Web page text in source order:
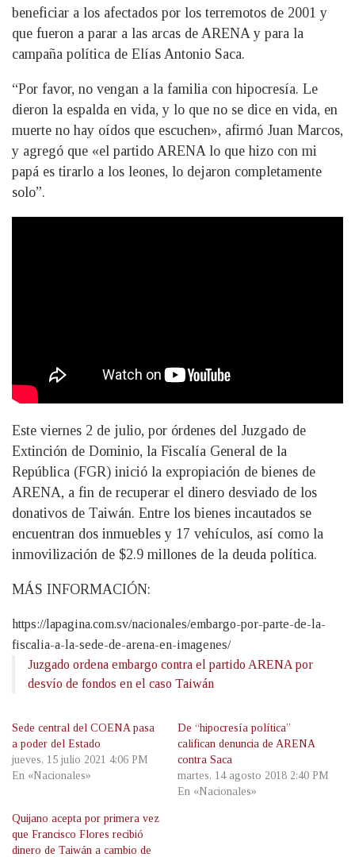
beneficiar a los afectados por los terremotos de 2001 y
que fueron a parar a las arcas de ARENA y para la
campaña política de Elías Antonio Saca.
“Por favor, no vengan a la familia con hipocresía. Le
dieron la espalda en vida, y lo que no se dice en vida, en
muerte no hay oídos que escuchen», afirmó Juan Marcos,
y agregó que «el partido ARENA lo que hizo con mi
papá es tirarlo a los leones, lo dejaron completamente
solo”.
Este viernes 2 de julio, por órdenes del Juzgado de
Extinción de Dominio, la Fiscalía General de la
República (FGR) inició la expropiación de bienes de
ARENA, a fin de recuperar el dinero desviado de los
donativos de Taiwán. Entre los bienes incautados se
encuentran dos inmuebles y 17 vehículos, así como la
inmovilización de $2.9 millones de la deuda política.
MÁS INFORMACIÓN:
https://lapagina.com.sv/nacionales/embargo-por-parte-de-la-
fiscalia-a-la-sede-de-arena-en-imagenes/
Juzgado ordena embargo contra el partido ARENA por
desvío de fondos en el caso Taiwán
Sede central del COENA pasa
a poder del Estado
jueves, 15 julio 2021 4:06 PM
En «Nacionales»
De “hipocresía política”
califican denuncia de ARENA
contra Saca
martes, 14 agosto 2018 2:40 PM
En «Nacionales»
Quijano acepta por primera vez
que Francisco Flores recibió
dinero de Taiwán a cambio de